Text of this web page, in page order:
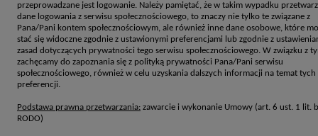
przeprowadzane jest logowanie. Należy pamiętać, że w takim wypadku
dane logowania z serwisu społecznościowego, to znaczy nie tylko te związane z
Pana/Pani kontem społecznościowym, ale również inne dane osobowe, które
stać się widoczne zgodnie z ustawionymi preferencjami lub zgodnie z
zasad dotyczących prywatności tego serwisu społecznościowego. W związku z
zachęcamy do zapoznania się z polityką prywatności Pana/Pani serwisu
społecznościowego, również w celu uzyskania dalszych informacji na temat tych
preferencji.
Podstawa prawna przetwarzania: zawarcie i wykonanie Umowy (art. 6 ust. 1 lit. b
RODO)